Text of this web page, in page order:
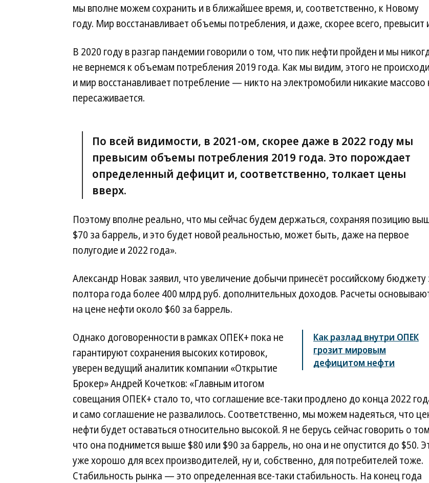
мы вполне можем сохранить и в ближайшее время, и, соответственно, к Новому
году. Мир восстанавливает объемы потребления, и даже, скорее всего, превысит
В 2020 году в разгар пандемии говорили о том, что пик нефти пройден и мы
не вернемся к объемам потребления 2019 года. Как мы видим, этого не
и мир восстанавливает потребление — никто на электромобили никакие массово
пересаживается.
По всей видимости, в 2021-ом, скорее даже в 2022 году мы
превысим объемы потребления 2019 года. Это порождает
определенный дефицит и, соответственно, толкает цены
вверх.
Поэтому вполне реально, что мы сейчас будем держаться, сохраняя позицию
$70 за баррель, и это будет новой реальностью, может быть, даже на первое
полугодие и 2022 года».
Александр Новак заявил, что увеличение добычи принесёт российскому бюджету
полтора года более 400 млрд руб. дополнительных доходов. Расчеты
на цене нефти около $60 за баррель.
Как разлад внутри ОПЕК
грозит мировым
дефицитом нефти
Однако договоренности в рамках ОПЕК+ пока не
гарантируют сохранения высоких котировок,
уверен ведущий аналитик компании «Открытие
Брокер» Андрей Кочетков: «Главным итогом
совещания ОПЕК+ стало то, что соглашение все-таки продлено до конца 2022
и само соглашение не развалилось. Соответственно, мы можем надеяться, что
нефти будет оставаться относительно высокой. Я не берусь сейчас говорить о
что она поднимется выше $80 или $90 за баррель, но она и не опустится до $50.
уже хорошо для всех производителей, ну и, собственно, для потребителей тоже.
Стабильность рынка — это определенная все-таки стабильность. На конец года